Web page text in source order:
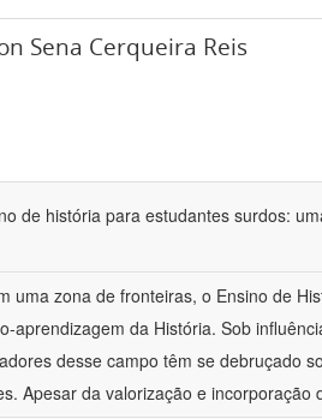
Sena Cerqueira Reis
de história para estudantes surdos:
uma zona de fronteiras, o Ensino de
aprendizagem da História. Sob
desse campo têm se debruçado
Apesar da valorização e incorporação